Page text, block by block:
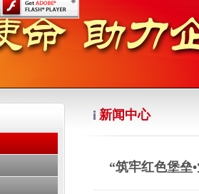
新闻中心
“筑牢红色堡垒